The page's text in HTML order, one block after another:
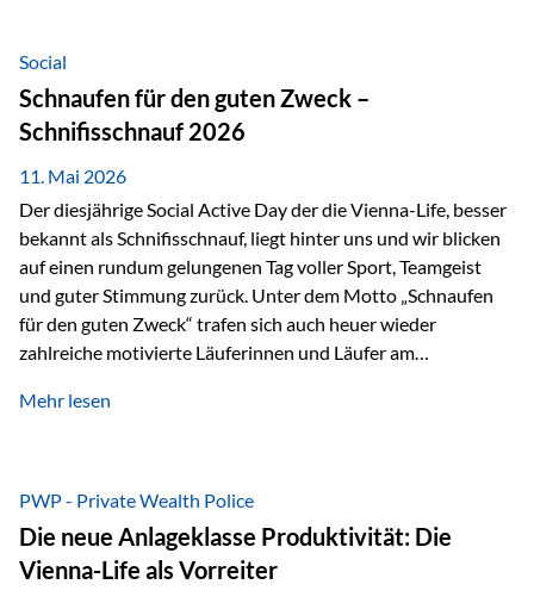
innerhalb der Private Wealth Police der Vienna-Life steht
der Oculus Value Capital Fund für einen langfristig
orientierten Value-Investing-Ansatz mit Fokus auf
fundamentale Unternehmensanalyse und nachhaltige
Wertentwicklung. Der Investmentansatz: Value Investing
mit Weitblick Im Zentrum steht ein…
Social
Schnaufen für den guten Zweck –
Schnifisschnauf 2026
11. Mai 2026
Der diesjährige Social Active Day der die Vienna-Life, besser
bekannt als Schnifisschnauf, liegt hinter uns und wir blicken
auf einen rundum gelungenen Tag voller Sport, Teamgeist
und guter Stimmung zurück. Unter dem Motto „Schnaufen
für den guten Zweck“ trafen sich auch heuer wieder
zahlreiche motivierte Läuferinnen und Läufer am
Höchstleistungen für einen guten Zweck zu erbringen. Mit
Mäder gesammelt werden konnten. Die anspruchsvolle
Strecke mit rund 4,8 Kilometern und 680 Höhenmetern
stellte die Teilnehmerinnen und Teilnehmer vor eine
sportliche Herausforderung. Doch…
Mehr lesen
PWP - Private Wealth Police
Die neue Anlageklasse Produktivität: Die
Vienna-Life als Vorreiter